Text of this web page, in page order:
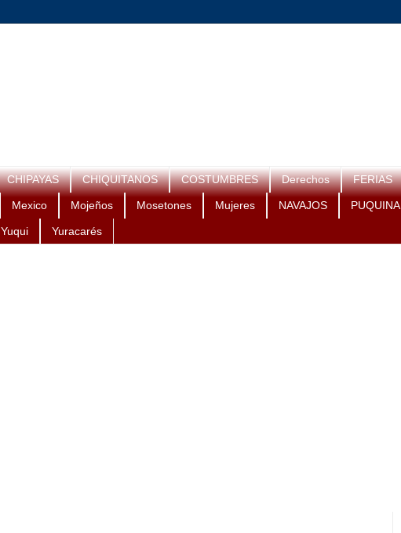
CHIPAYAS CHIQUITANOS COSTUMBRES Derechos FERIAS
Mexico Mojeños Mosetones Mujeres NAVAJOS PUQUINA
Yuqui Yuracarés